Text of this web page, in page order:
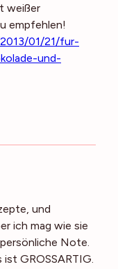
weißer
empfehlen!
01/21/fur-
und-
und
ich mag wie sie
Note.
GROSSARTIG.